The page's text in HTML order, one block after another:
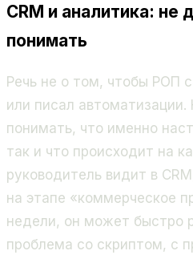
CRM и аналитика: не
понимать
Речь не о том, чтобы РОП
или писал
понимать, что именно
так и что происходит на
руководитель видит в
на этапе «коммерческое
недели, он может быстро
проблема со скриптом, с